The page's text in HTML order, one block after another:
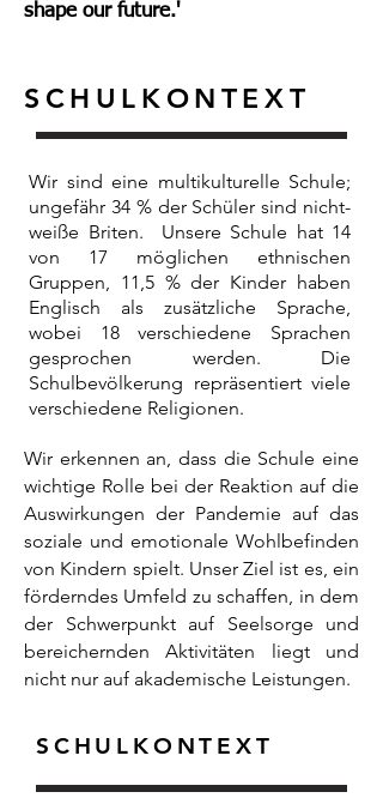
shape our future.'
SCHULKONTEXT
Wir sind eine multikulturelle Schule;
ungefähr 34 % der Schüler sind nicht-
weiße Briten. Unsere Schule hat 14
von 17 möglichen ethnischen
Gruppen, 11,5 % der Kinder haben
Englisch als zusätzliche Sprache,
wobei 18 verschiedene Sprachen
gesprochen werden. Die
Schulbevölkerung repräsentiert viele
verschiedene Religionen.
Wir erkennen an, dass die Schule eine
wichtige Rolle bei der Reaktion auf die
Auswirkungen der Pandemie auf das
soziale und emotionale Wohlbefinden
von Kindern spielt. Unser Ziel ist es, ein
förderndes Umfeld zu schaffen, in dem
der Schwerpunkt auf Seelsorge und
bereichernden Aktivitäten liegt und
nicht nur auf akademische Leistungen.
SCHULKONTEXT